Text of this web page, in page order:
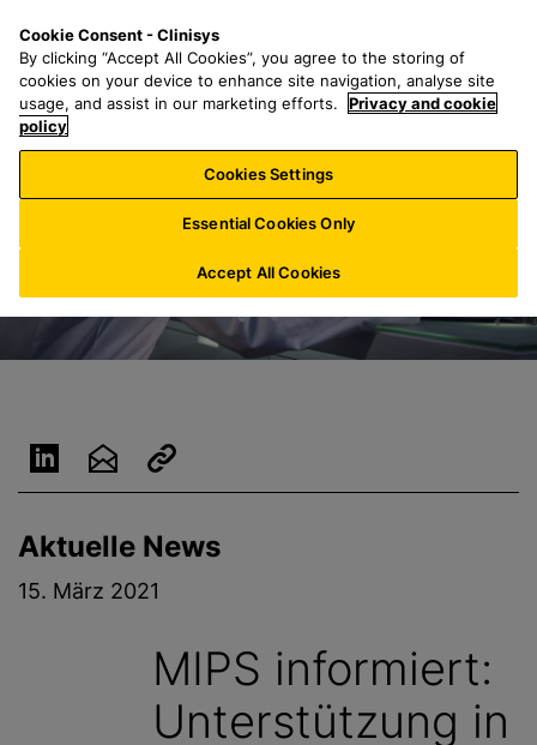
l
a
r
h
f
o
:
n
u
Aktuelle News
15. März 2021
MIPS informiert:
Unterstützung in
Cookie Consent - Clinisys
By clicking “Accept All Cookies”, you agree to the storing of
cookies on your device to enhance site navigation, analyse site
usage, and assist in our marketing efforts.
Privacy and cookie
policy
Cookies Settings
Essential Cookies Only
Accept All Cookies